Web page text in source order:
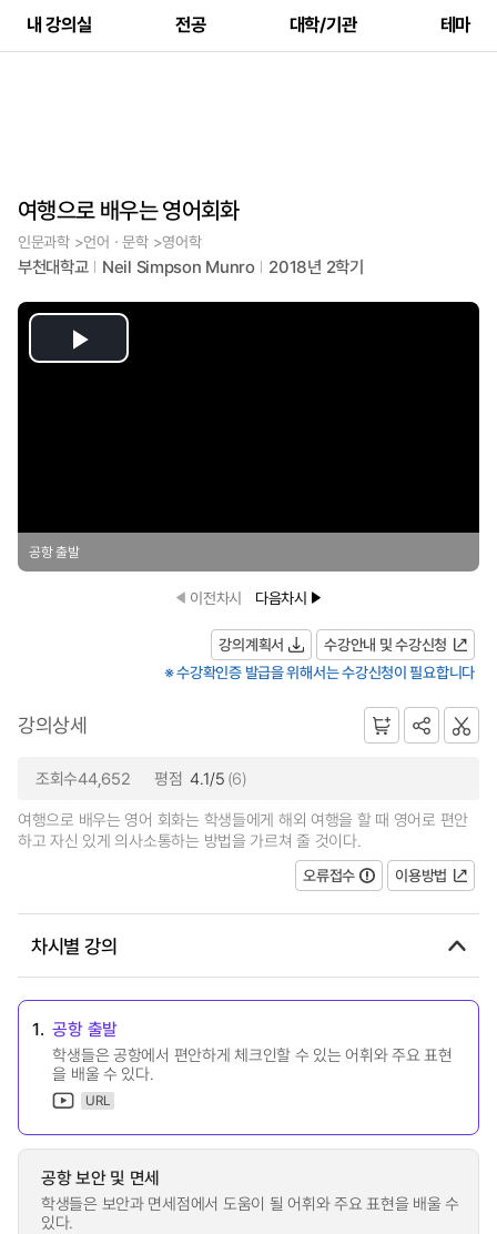
내 강의실 전공 대학/기관 테마
여행으로 배우는 영어회화
인문과학 >언어ㆍ문학 >영어학
부천대학교 Neil Simpson Munro 2018년 2학기
Play
공항 출발
이전차시 다음차시
강의계획서
수강안내 및 수강신청
※ 수강확인증 발급을 위해서는 수강신청이 필요합니다
강의상세
조회수44,652 평점 4.1/5 (6)
여행으로 배우는 영어 회화는 학생들에게 해외 여행을 할 때 영어로 편안
하고 자신 있게 의사소통하는 방법을 가르쳐 줄 것이다.
오류접수
이용방법
차시별 강의
1. 공항 출발
학생들은 공항에서 편안하게 체크인할 수 있는 어휘와 주요 표현
을 배울 수 있다.
URL
공항 보안 및 면세
학생들은 보안과 면세점에서 도움이 될 어휘와 주요 표현을 배울 수
있다.